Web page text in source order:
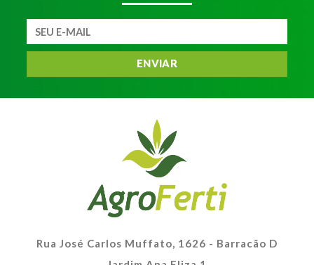
Rua José Carlos Muffato, 1626 - Barracão D